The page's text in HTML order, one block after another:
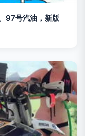
97号汽油，新版